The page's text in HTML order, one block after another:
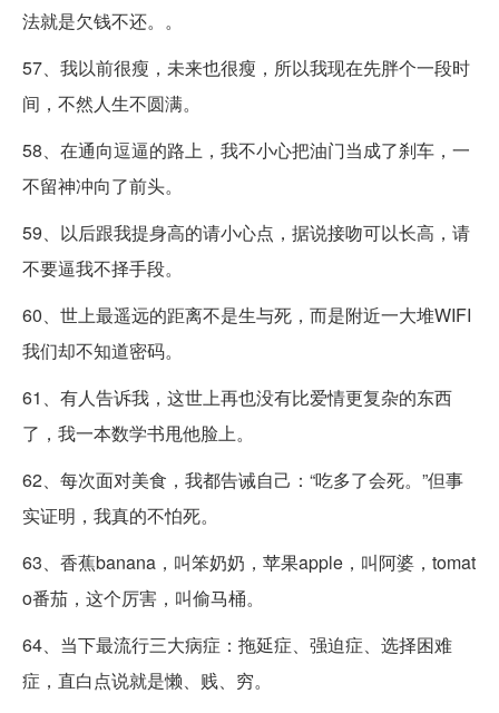
法就是欠钱不还。。
57、我以前很瘦，未来也很瘦，所以我现在先胖个一段时
间，不然人生不圆满。
58、在通向逗逼的路上，我不小心把油门当成了刹车，一
不留神冲向了前头。
59、以后跟我提身高的请小心点，据说接吻可以长高，请
不要逼我不择手段。
60、世上最遥远的距离不是生与死，而是附近一大堆WIFI
我们却不知道密码。
61、有人告诉我，这世上再也没有比爱情更复杂的东西
了，我一本数学书甩他脸上。
62、每次面对美食，我都告诫自己：“吃多了会死。”但事
实证明，我真的不怕死。
63、香蕉banana，叫笨奶奶，苹果apple，叫阿婆，tomat
o番茄，这个厉害，叫偷马桶。
64、当下最流行三大病症：拖延症、强迫症、选择困难
症，直白点说就是懒、贱、穷。